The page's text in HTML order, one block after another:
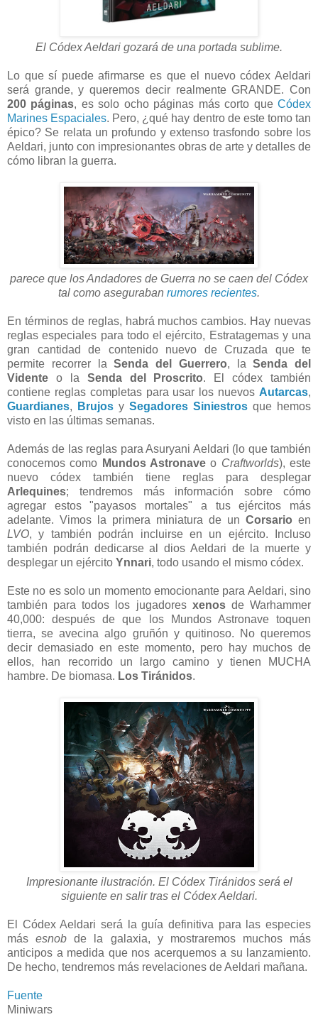
El Códex Aeldari gozará de una portada sublime.
Lo que sí puede afirmarse es que el nuevo códex Aeldari
será grande, y queremos decir realmente GRANDE. Con
200 páginas, es solo ocho páginas más corto queCódex
Marines Espaciales. Pero, ¿qué hay dentro de este tomo tan
épico? Se relata un profundo y extenso trasfondo sobre los
Aeldari, junto con impresionantes obras de arte y detalles de
cómo libran la guerra.
parece que los Andadores de Guerra no se caen del Códex
tal como aseguraban rumores recientes.
En términos de reglas, habrá muchos cambios. Hay nuevas
reglas especiales para todo el ejército, Estratagemas y una
gran cantidad de contenido nuevo de Cruzada que te
permite recorrer laSenda del Guerrero, laSenda del
Vidente o la Senda del Proscrito. El códex también
contiene reglas completas para usar los nuevos Autarcas,
Guardianes, Brujos y Segadores Siniestros que hemos
visto en las últimas semanas.
Además de las reglas para Asuryani Aeldari (lo que también
conocemos como Mundos Astronave o Craftworlds), este
nuevo códex también tiene reglas para desplegar
Arlequines; tendremos más información sobre cómo
agregar estos "payasos mortales" a tus ejércitos más
adelante. Vimos la primera miniatura de un Corsario en
LVO, y también podrán incluirse en un ejército. Incluso
también podrán dedicarse al dios Aeldari de la muerte y
desplegar un ejército Ynnari, todo usando el mismo códex.
Este no es solo un momento emocionante para Aeldari, sino
también para todos los jugadores xenosde Warhammer
40,000: después de que los Mundos Astronave toquen
tierra, se avecina algo gruñón y quitinoso. No queremos
decir demasiado en este momento, pero hay muchos de
ellos, han recorrido un largo camino y tienen MUCHA
hambre. De biomasa. Los Tiránidos.
Impresionante ilustración. El Códex Tiránidos será el
siguiente en salir tras el Códex Aeldari.
El Códex Aeldari será la guía definitiva para las especies
másesnob de la galaxia, y mostraremos muchos más
anticipos a medida que nos acerquemos a su lanzamiento.
De hecho, tendremos más revelaciones de Aeldari mañana.
Fuente
Miniwars